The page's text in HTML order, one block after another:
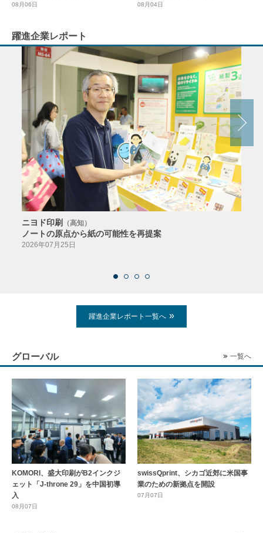
08月06日 08月04日
躍進企業レポート
ニヨド印刷 （高知）
ノートの原点から紙の可能性を再提案
2026年07月25日
躍進企業レポート一覧へ
グローバル 一覧へ
KOMORI、盛大印刷がB2インクジ
ェット「J-throne 29」を中国初導
入
08月07日
swissQprint、シカゴ近郊に⽶国事
業のための新拠点を開設
07月07日